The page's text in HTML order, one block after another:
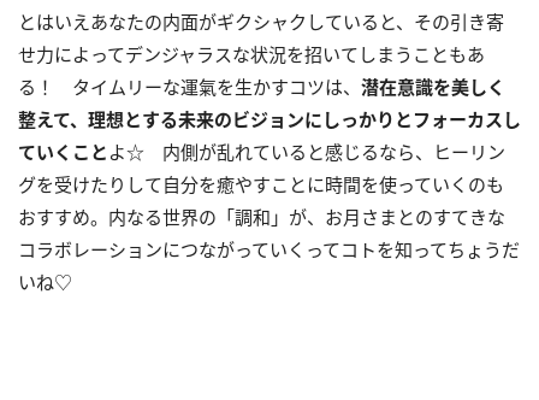
とはいえあなたの内面がギクシャクしていると、その引き寄
せ力によってデンジャラスな状況を招いてしまうこともあ
る！ タイムリーな運氣を生かすコツは、 潜在意識を美しく
整えて、理想とする未来のビジョンにしっかりとフォーカスし
ていくこと よ☆ 内側が乱れていると感じるなら、ヒーリン
グを受けたりして自分を癒やすことに時間を使っていくのも
おすすめ。内なる世界の「調和」が、お月さまとのすてきな
コラボレーションにつながっていくってコトを知ってちょうだ
いね♡